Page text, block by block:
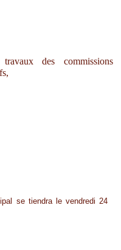
des commissions
se tiendra le vendredi 24